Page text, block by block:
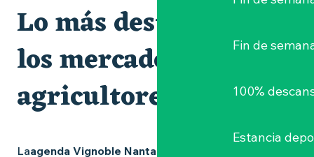
Fin de
100%
Estancia
Lo más destacado y
los mercados de
agricultores
Laagenda Vignoble Nantais